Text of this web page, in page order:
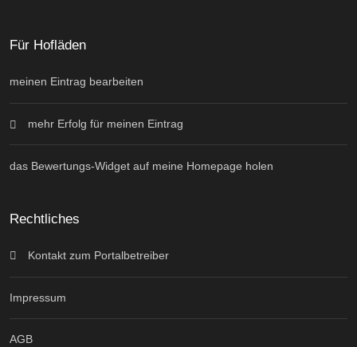
Für Hofläden
meinen Eintrag bearbeiten
mehr Erfolg für meinen Eintrag
das Bewertungs-Widget auf meine Homepage holen
Rechtliches
Kontakt zum Portalbetreiber
Impressum
AGB